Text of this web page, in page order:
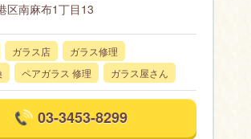
区南麻布1丁目13
ガラス店
ガラス修理
ペアガラス 修理 ガラス屋さん
03-3453-8299